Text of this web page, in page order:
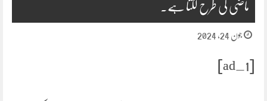
ماضی کی طرح لگتا ہے۔
جون 24, 2024